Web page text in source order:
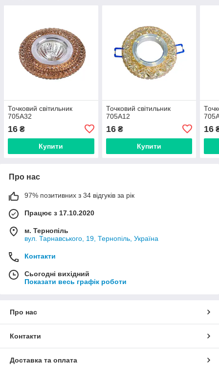
Точковий світильник
705A32
16 ₴
Купити
Точковий світильник
705A12
16₴
Купити
16
Про нас
97% позитивних з 34 відгуків за рік
Працює з 17.10.2020
м. Тернопіль
вул. Тарнавського, 19, Тернопіль, Україна
Контакти
Сьогодні вихідний
Показати весь графік роботи
Про нас
Контакти
Доставка та оплата